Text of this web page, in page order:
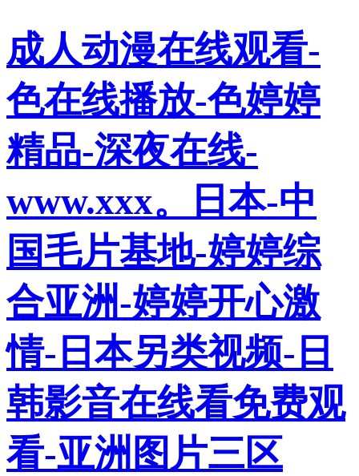
成人动漫在线观看-
色在线播放-色婷婷
精品-深夜在线-
www.xxx。日本-中
国毛片基地-婷婷综
合亚洲-婷婷开心激
情-日本另类视频-日
韩影音在线看免费观
看-亚洲图片三区